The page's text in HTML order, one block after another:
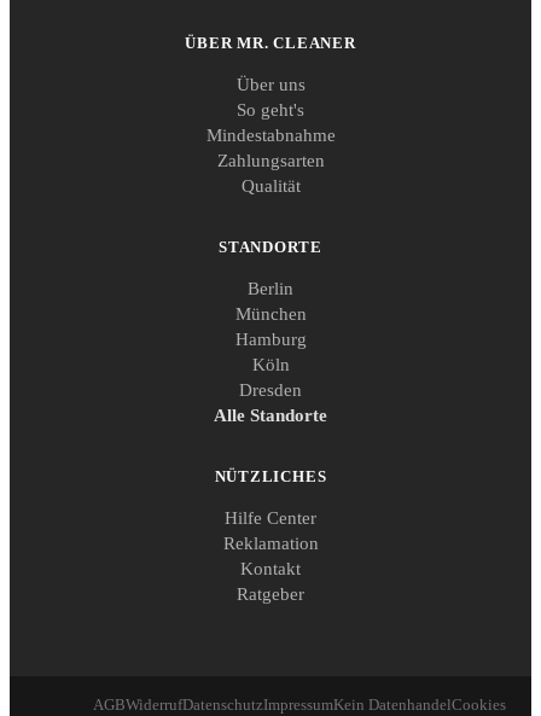
ÜBER MR. CLEANER
Über uns
So geht's
Mindestabnahme
Zahlungsarten
Qualität
STANDORTE
Berlin
München
Hamburg
Köln
Dresden
Alle Standorte
NÜTZLICHES
Hilfe Center
Reklamation
Kontakt
Ratgeber
AGBWiderrufDatenschutzImpressumKein DatenhandelCookies